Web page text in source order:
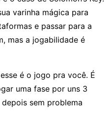
varinha mágica para
e passar para a
mas a jogabilidade é
é o jogo pra você. É
uma fase por uns 3
sem problema